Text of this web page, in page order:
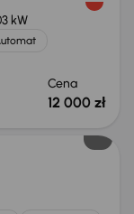
kW
Cena
12 000 zł